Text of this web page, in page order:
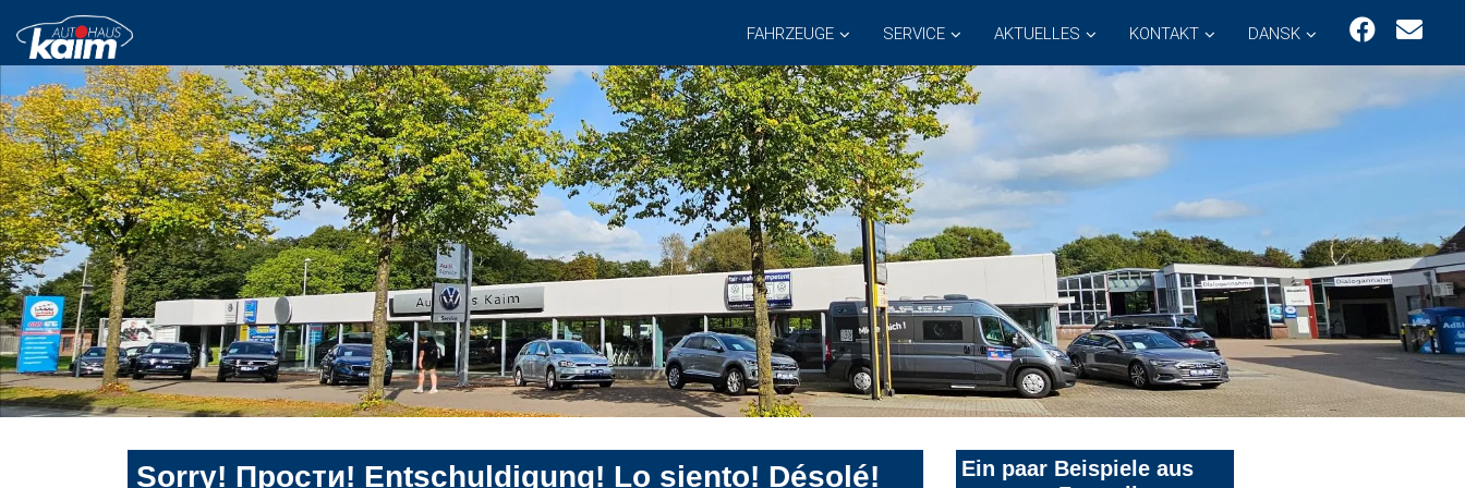
FAHRZEUGE SERVICE AKTUELLES KONTAKT DANSK
Sorry! Прости! Entschuldigung! Lo siento! Désolé!
Ein paar Beispiele aus